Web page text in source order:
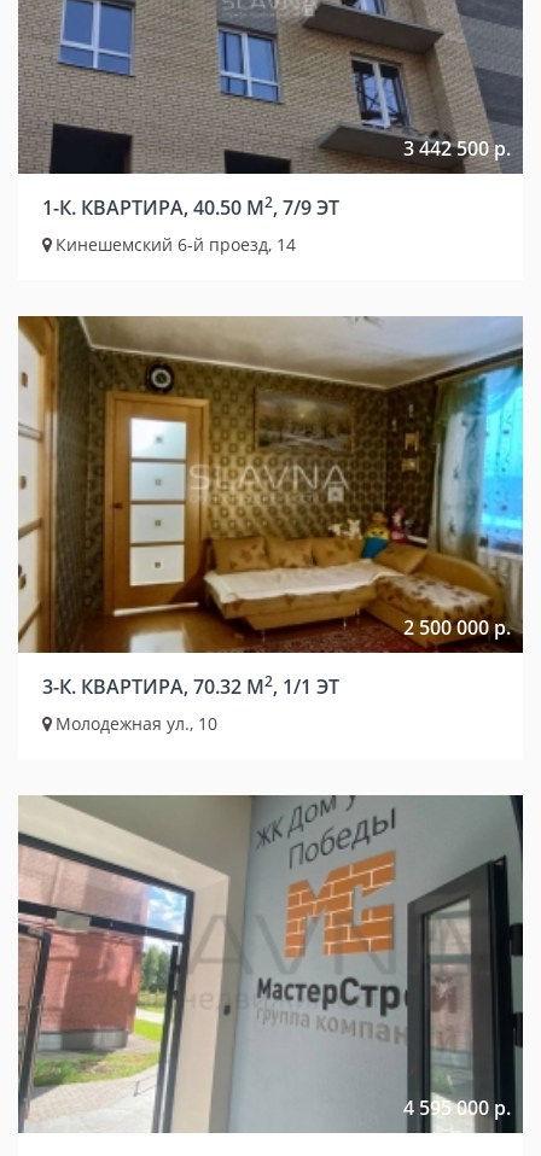
3 442 500 р.
1-К. КВАРТИРА, 40.50 М2, 7/9 ЭТ
Кинешемский 6-й проезд, 14
2 500 000 р.
3-К. КВАРТИРА, 70.32 М2, 1/1 ЭТ
Молодежная ул., 10
4 595 000 р.